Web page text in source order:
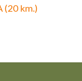
(20 km.)